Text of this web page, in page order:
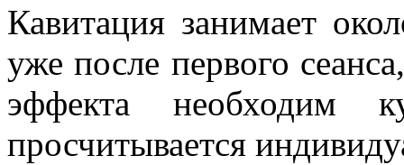
Кавитация занимает
уже после первого
эффекта необходим
просчитывается